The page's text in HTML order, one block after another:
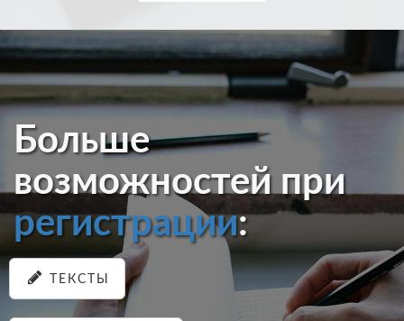
Больше
возможностей при
регистрации:
ТЕКСТЫ